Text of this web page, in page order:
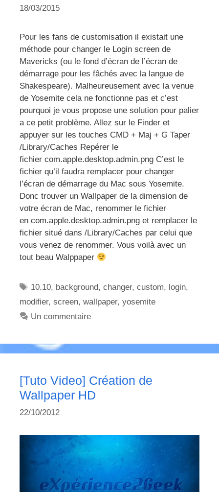
18/03/2015
Pour les fans de customisation il existait une
méthode pour changer le Login screen de
Mavericks (ou le fond d’écran de l’écran de
démarrage pour les fâchés avec la langue de
Shakespeare). Malheureusement avec la venue
de Yosemite cela ne fonctionne pas et c’est
pourquoi je vous propose une solution pour palier
a ce petit problème. Allez sur le Finder et
appuyer sur les touches CMD + Maj + G Taper
/Library/Caches Repérer le
fichier com.apple.desktop.admin.png C’est le
fichier qu’il faudra remplacer pour changer
l’écran de démarrage du Mac sous Yosemite.
Donc trouver un Wallpaper de la dimension de
votre écran de Mac, renommer le fichier
en com.apple.desktop.admin.png et remplacer le
fichier situé dans /Library/Caches par celui que
vous venez de renommer. Vous voilà avec un
tout beau Walppaper
Étiquettes
10.10, background,changer,custom, login,
modifier, screen, wallpaper, yosemite
Un commentaire
[Tuto Video] Création de
Wallpaper HD
22/10/2012